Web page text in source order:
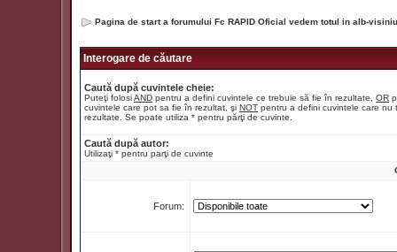
Pagina de start a forumului Fc RAPID Oficial vedem totul in alb-
Interogare de căutare
Caută după cuvintele cheie:
Puteţi folosiAND pentru a defini cuvintele ce trebuie să fie în rezultate, OR
cuvintele care pot sa fie în rezultat, şi NOT pentru a defini cuvintele care nu
rezultate. Se poate utiliza * pentru părţi de cuvinte.
Caută după autor:
Utilizaţi * pentru parţi de cuvinte
Forum: